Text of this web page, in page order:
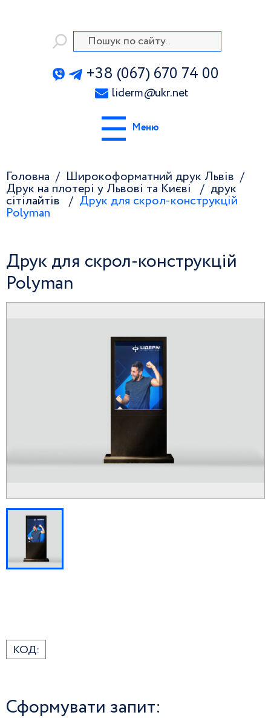
+38 (067) 670 74 00
liderm@ukr.net
Меню
Головна
Широкоформатний друк Львів
Друк на плотері у Львові та Києві
друк
сітілайтів
Друк для скрол-конструкцій
Polyman
Друк для скрол-конструкцій
Polyman
КОД:
Сформувати запит: